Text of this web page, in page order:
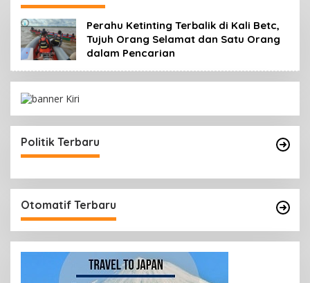
Perahu Ketinting Terbalik di Kali Betc,
Tujuh Orang Selamat dan Satu Orang
dalam Pencarian
Politik Terbaru
Otomatif Terbaru